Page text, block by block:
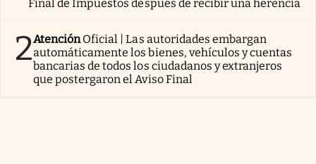
Final de Impuestos después de recibir una herencia
2AtenciónOficial | Las autoridades embargan
automáticamente los bienes, vehículos y cuentas
bancarias de todos los ciudadanos y extranjeros
que postergaron el Aviso Final